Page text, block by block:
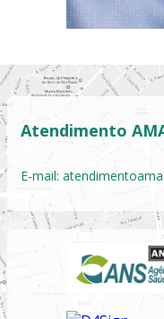
Atendimento
E-mail: